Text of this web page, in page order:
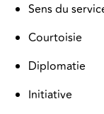
Sens du
Courtoisie
Diplomatie
Initiative